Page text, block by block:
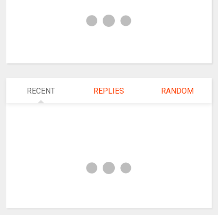
RECENT REPLIES RANDOM